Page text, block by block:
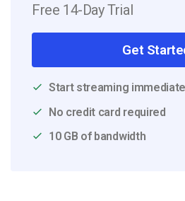
Free 14-Day Trial
Get
Start streaming
No credit card required
10 GB of bandwidth